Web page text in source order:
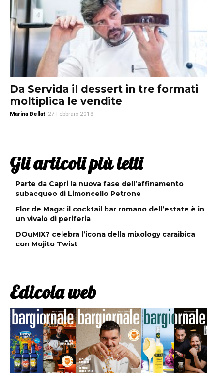
Da Servida il dessert in tre formati
moltiplica le vendite
Marina Bellati 27 Febbraio 2018
Gli articoli più letti
Parte da Capri la nuova fase dell’affinamento
subacqueo di Limoncello Petrone
Flor de Maga: il cocktail bar romano dell’estate è in
un vivaio di periferia
DOuMIX? celebra l’icona della mixology caraibica
con Mojito Twist
Edicola web